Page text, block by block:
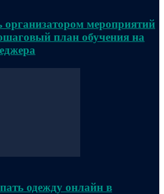
организатором мероприятий
план обучения на
одежду онлайн в